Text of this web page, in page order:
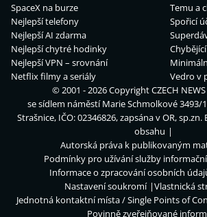
SpaceX na burze
Nejlepší telefony
Nejlepší AI zdarma
Nejlepší chytré hodinky
Nejlepší VPN – srovnání
Netflix filmy a seriály
Temu a
Spořicí
Vedro v
© 2001 - 2026 CopyrightCZECH
se sídlem náměstí Marie Schmolkové 3493/
Strašnice, IČO: 02346826, zapsána v OR,
obsahu
Autorská práva k publikovaným
Podmínky pro užívání služby
Informace o zpracování osobních
Nastavení soukromí
Vlastnická
Jednotná kontaktní místa / Single Points of
Povinně zveřejňované